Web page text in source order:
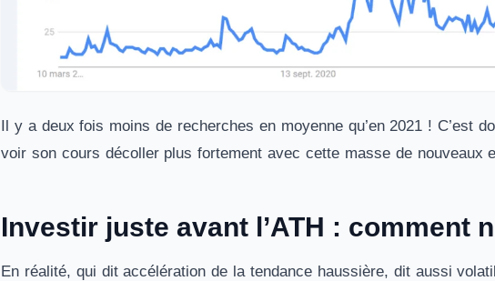
Il y a deux fois moins de recherches en moyenne qu’en 2021 ! C’est
voir son cours décoller plus fortement avec cette masse de nouveaux
Investir juste avant l’ATH : comment
En réalité, qui dit accélération de la tendance haussière, dit aussi